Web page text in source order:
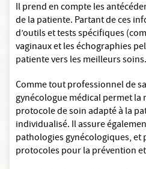
Il prend en compte les
de la patiente. Partant de ces
d’outils et tests spécifiques
vaginaux et les échographies
patiente vers les meilleurs soins.
Comme tout professionnel de
gynécologue médical permet la
protocole de soin adapté à la
individualisé. Il assure
pathologies gynécologiques, et
protocoles pour la prévention